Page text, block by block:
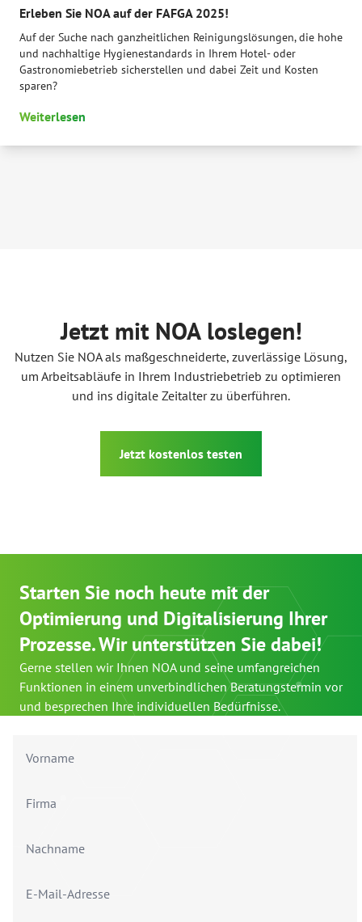
Erleben Sie NOA auf der FAFGA 2025!
Auf der Suche nach ganzheitlichen Reinigungslösungen, die hohe
und nachhaltige Hygienestandards in Ihrem Hotel- oder
Gastronomiebetrieb sicherstellen und dabei Zeit und Kosten
sparen?
Weiterlesen
Jetzt mit NOA loslegen!
Nutzen Sie NOA als maßgeschneiderte, zuverlässige Lösung,
um Arbeitsabläufe in Ihrem Industriebetrieb zu optimieren
und ins digitale Zeitalter zu überführen.
Jetzt kostenlos testen
Starten Sie noch heute mit der
Optimierung und Digitalisierung Ihrer
Prozesse. Wir unterstützen Sie dabei!
Gerne stellen wir Ihnen NOA und seine umfangreichen
Funktionen in einem unverbindlichen Beratungstermin vor
und besprechen Ihre individuellen Bedürfnisse.